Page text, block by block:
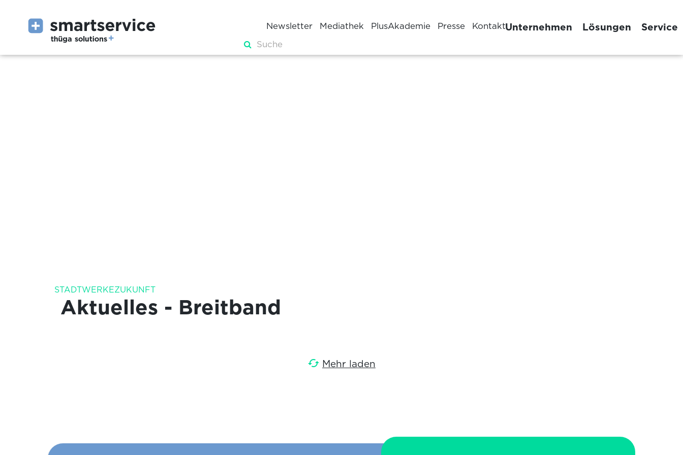
Newsletter Mediathek PlusAkademie Presse KontaktUnternehmen Lösungen Service
STADTWERKEZUKUNFT
Aktuelles - Breitband
 Mehr laden